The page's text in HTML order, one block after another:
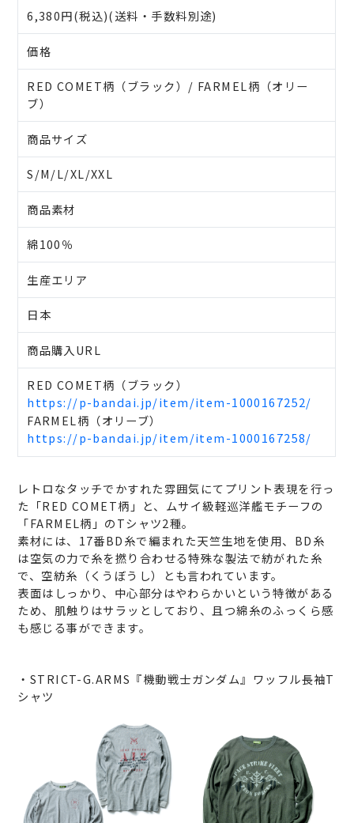
6,380円(税込)(送料・手数料別途)
価格
RED COMET柄（ブラック）/ FARMEL柄（オリー
ブ）
商品サイズ
S/M/L/XL/XXL
商品素材
綿100％
生産エリア
日本
商品購入URL
RED COMET柄（ブラック）
https://p-bandai.jp/item/item-1000167252/
FARMEL柄（オリーブ）
https://p-bandai.jp/item/item-1000167258/
レトロなタッチでかすれた雰囲気にてプリント表現を行っ
た「RED COMET柄」と、ムサイ級軽巡洋艦モチーフの
「FARMEL柄」のTシャツ2種。
素材には、17番BD糸で編まれた天竺生地を使用、BD糸
は空気の力で糸を撚り合わせる特殊な製法で紡がれた糸
で、空紡糸（くうぼうし）とも言われています。
表面はしっかり、中心部分はやわらかいという特徴がある
ため、肌触りはサラッとしており、且つ綿糸のふっくら感
も感じる事ができます。
・STRICT-G.ARMS『機動戦士ガンダム』ワッフル長袖T
シャツ